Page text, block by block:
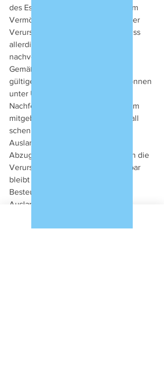
des Estates im Ausland aus solchem
Vermögen erwirtschaftet wurde. Der
Verursachungszusammenhang muss
allerdings für‘s Finanzamt
nachvollziehbar sein.
Gemäß einem bis zum 28.2.2025
gültigen private ruling (BPR 197) können
unter Umständen sogar auch die
Nachfolgeinvestitionen aus solchem
mitgebrachten, in vorliegendem Fall
schenkweise erhaltenen
Auslandsvermögen von der
Abzugsvorschrift profitieren, sofern die
Verursachungskette nachvollziehbar
bleibt und das Vermögen vor dem
Besteuerungszeitpunkt
Auslandsvermögen ist.
as eröffnet interessante